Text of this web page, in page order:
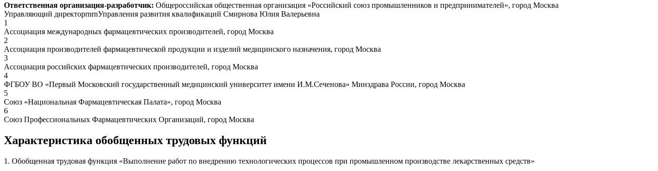
Ответственная организация-разработчик: Общероссийская общественная организация «Российский союз промышленников и предпринимателей», город Москва
Управляющий директорrnrnУправления развития квалификаций Смирнова Юлия Валерьевна
1
Ассоциация международных фармацевтических производителей, город Москва
2
Ассоциация производителей фармацевтической продукции и изделий медицинского назначения, город Москва
3
Ассоциация российских фармацевтических производителей, город Москва
4
ФГБОУ ВО «Первый Московский государственный медицинский университет имени И.М.Сеченова» Минздрава России, город Москва
5
Союз «Национальная Фармацевтическая Палата», город Москва
6
Союз Профессиональных Фармацевтических Организаций, город Москва
Характеристика обобщенных трудовых функций
1. Обобщенная трудовая функция «Выполнение работ по внедрению технологических процессов при промышленном производстве лекарственных средств»